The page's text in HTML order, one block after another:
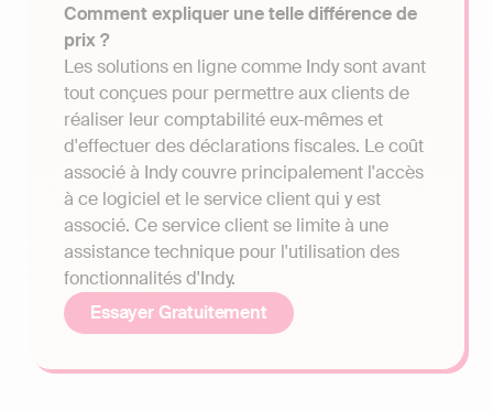
Comment expliquer une telle différence de
prix ?
Les solutions en ligne comme Indy sont avant
tout conçues pour permettre aux clients de
réaliser leur comptabilité eux-mêmes et
d'effectuer des déclarations fiscales. Le coût
associé à Indy couvre principalement l'accès
à ce logiciel et le service client qui y est
associé. Ce service client se limite à une
assistance technique pour l'utilisation des
fonctionnalités d'Indy.
Essayer Gratuitement